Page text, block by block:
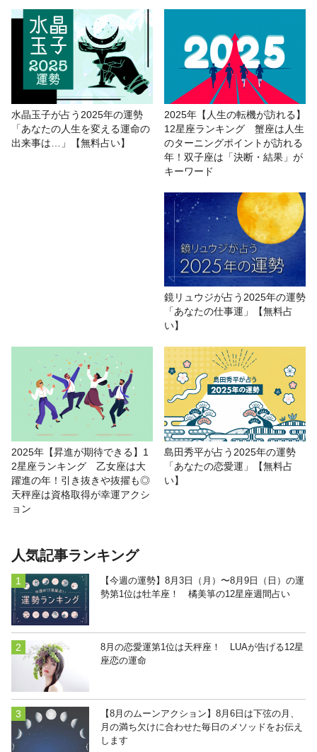
【2025年の運勢ランキング】12星座
×血液型・全48位中あなたの順位
は？
# 2025年の運勢 # おもしろ # 夏川リエ # 運勢
# 数秘術 # 運勢
水晶玉子が占う2025年の運勢
「あなたの人生を変える運命の
出来事は…」【無料占い】
2025年【人生の転機が訪れる】
12星座ランキング 蟹座は人生
のターニングポイントが訪れる
年！双子座は「決断・結果」が
キーワード
鏡リュウジが占う2025年の運勢
「あなたの仕事運」【無料占
い】
2025年【昇進が期待できる】1
2星座ランキング 乙女座は大
躍進の年！引き抜きや抜擢も◎
天秤座は資格取得が幸運アクシ
ョン
島田秀平が占う2025年の運勢
「あなたの恋愛運」【無料占
い】
人気記事ランキング
【今週の運勢】8月3日（月）〜8月9日（日）の運
勢第1位は牡羊座！ 橘美箏の12星座週間占い
8月の恋愛運第1位は天秤座！ LUAが告げる12星
座恋の運命
【8月のムーンアクション】8月6日は下弦の月、
月の満ち欠けに合わせた毎日のメソッドをお伝え
します